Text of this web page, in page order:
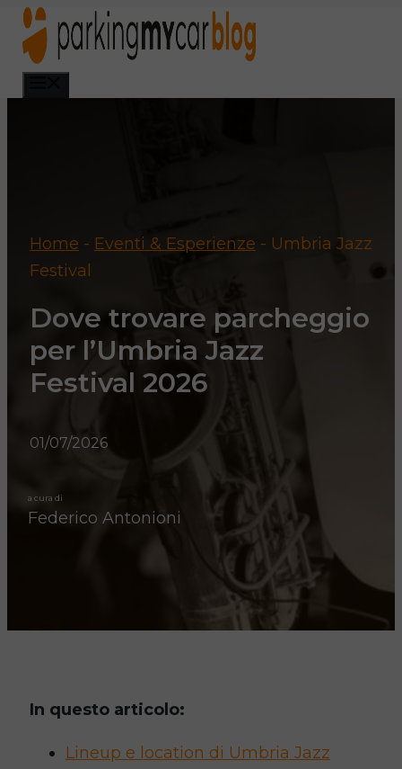
Vai
contenuto
Home - Eventi & Esperienze - Umbria Jazz
Festival
Dove trovare parcheggio
per l’Umbria Jazz
Festival 2026
01/07/2026
a cura di
Federico Antonioni
In questo articolo:
Lineup e location di Umbria Jazz